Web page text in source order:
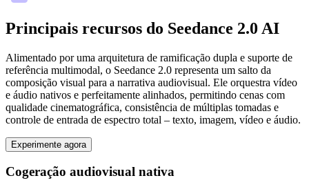
Principais recursos do Seedance 2.0 AI
Alimentado por uma arquitetura de ramificação dupla e suporte de
referência multimodal, o Seedance 2.0 representa um salto da
composição visual para a narrativa audiovisual. Ele orquestra vídeo
e áudio nativos e perfeitamente alinhados, permitindo cenas com
qualidade cinematográfica, consistência de múltiplas tomadas e
controle de entrada de espectro total – texto, imagem, vídeo e áudio.
Experimente agora
Cogeração audiovisual nativa